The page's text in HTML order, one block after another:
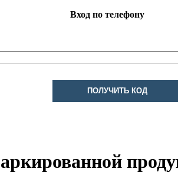
Вход по телефону
ПОЛУЧИТЬ КОД